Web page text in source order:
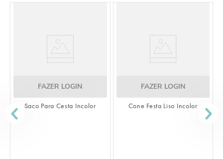
FAZER LOGIN
Saco Para Cesta Incolor
FAZER LOGIN
Cone Festa Liso Incolor